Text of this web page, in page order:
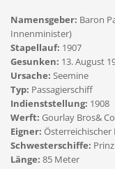
Namensgeber: Baron
Innenminister)
Stapellauf: 1907
Gesunken: 13. August
Ursache: Seemine
Typ: Passagierschiff
Indienststellung: 1908
Werft: Gourlay Bros&
Eigner: Österreichischer
Schwesterschiffe:
Länge: 85 Meter